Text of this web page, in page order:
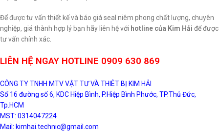
Để được tư vấn thiết kế và báo giá seal niêm phong chất lượng, chuyên
nghiệp, giá thành hợp lý bạn hãy liên hệ với hotline của Kim Hải để được
tư vấn chính xác.
LIÊN HỆ NGAY HOTLINE 0909 630 869
CÔNG TY TNHH MTV VẬT TƯ VÀ THIÊT BỊ KIM HẢI
Số 16 đường số 6, KDC Hiệp Bình, P.Hiệp Bình Phước, TP.Thủ Đức,
Tp.HCM
MST: 0314047224
Mail: kimhai.technic@gmail.com